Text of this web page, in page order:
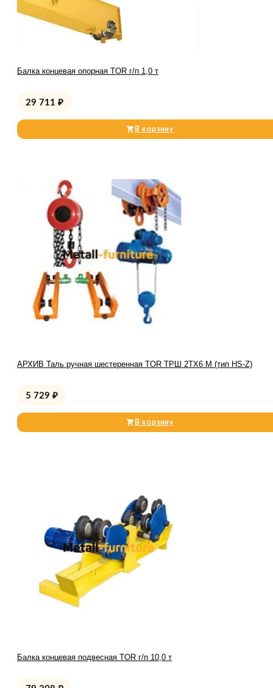
Балка концевая опорная TOR г/п 1,0 т
29 711 ₽
В корзину
АРХИВ Таль ручная шестеренная TOR ТРШ 2ТХ6 М (тип HS-Z)
5 729 ₽
В корзину
Балка концевая подвесная TOR г/п 10,0 т